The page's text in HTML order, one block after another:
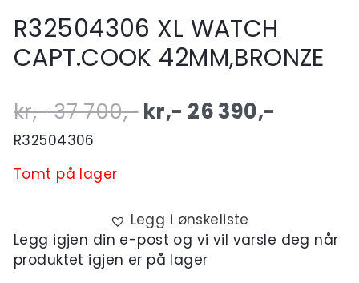
R32504306 XL WATCH
CAPT.COOK 42MM,BRONZE
kr,-37 700,- Original
700,-.
kr,- 26 390,-
390,-.
R32504306
Tomt på lager
Legg i ønskeliste
Legg igjen din e-post og vi vil varsle deg når
produktet igjen er på lager